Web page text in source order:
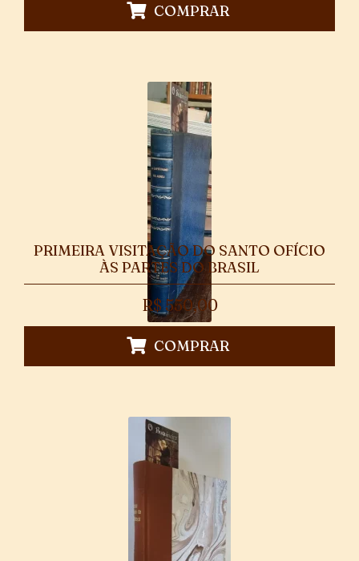
COMPRAR
PRIMEIRA VISITAÇÃO DO SANTO OFÍCIO
ÀS PARTES DO BRASIL
R$ 550,00
COMPRAR